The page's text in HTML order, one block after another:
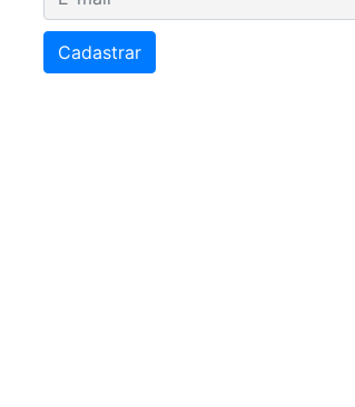
Cadastrar